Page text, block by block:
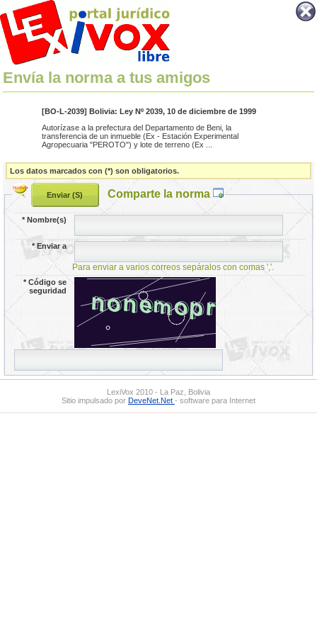
Envía la norma a tus amigos
[BO-L-2039] Bolivia: Ley Nº 2039, 10 de diciembre de 1999
Autorízase a la prefectura del Departamento de Beni, la
transferencia de un inmueble (Ex - Estación Experimental
Agropecuaria "PEROTO") y lote de terreno (Ex ...
Los datos marcados con (*) son obligatorios.
Comparte la norma
*Nombre(s)
*Enviar a
Para enviar a varios correos sepáralos con comas ','.
*Código se
seguridad
LexiVox 2010 - La Paz, Bolivia
Sitio impulsado por DeveNet.Net - software para Internet